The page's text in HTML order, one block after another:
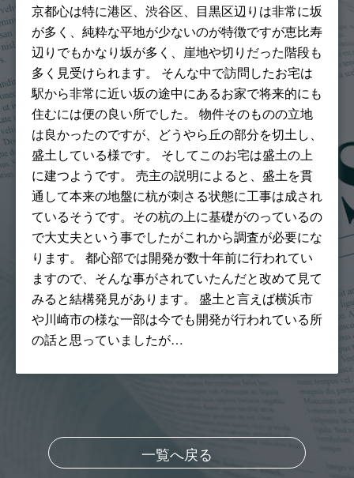
京都心は特に港区、渋谷区、目黒区辺りは非常に坂
が多く、純粋な平地が少ないのが特徴ですが恵比寿
辺りでもかなり坂が多く、崖地や切りだった階段も
多く見受けられます。 そんな中で訪問したお宅は
駅から非常に近い坂の途中にあるお家で将来的にも
住むには便の良い所でした。 物件そのものの立地
は良かったのですが、どうやら丘の部分を切土し、
盛土している様です。 そしてこのお宅は盛土の上
に建つようです。 売主の説明によると、盛土を貫
通して本来の地盤に杭が刺さる状態に工事は成され
ているそうです。その杭の上に基礎がのっているの
で大丈夫という事でしたがこれから調査が必要にな
ります。 都心部では開発が数十年前に行われてい
ますので、そんな事がされていたんだと改めて見て
みると結構発見があります。 盛土と言えば横浜市
や川崎市の様な一部は今でも開発が行われている所
の話と思っていましたが…
一覧へ戻る